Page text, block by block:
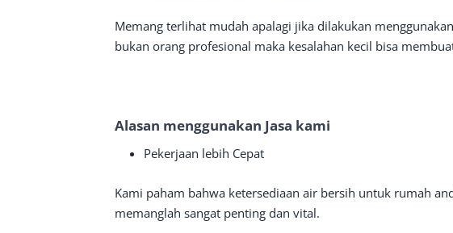
Memang terlihat mudah apalagi jika dilakukan
bukan orang profesional maka kesalahan kecil bisa
Alasan menggunakan Jasa kami
Pekerjaan lebih Cepat
Kami paham bahwa ketersediaan air bersih untuk rumah
memanglah sangat penting dan vital.